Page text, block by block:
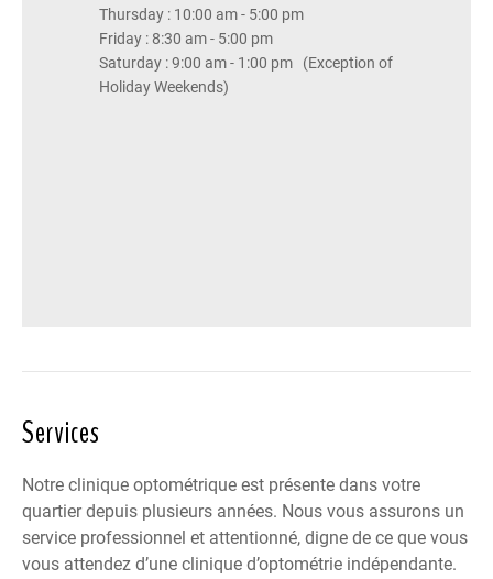
Thursday : 10:00 am - 5:00 pm
Friday : 8:30 am - 5:00 pm
Saturday : 9:00 am - 1:00 pm (Exception of
Holiday Weekends)
Services
Notre clinique optométrique est présente dans votre
quartier depuis plusieurs années. Nous vous assurons un
service professionnel et attentionné, digne de ce que vous
vous attendez d’une clinique d’optométrie indépendante.